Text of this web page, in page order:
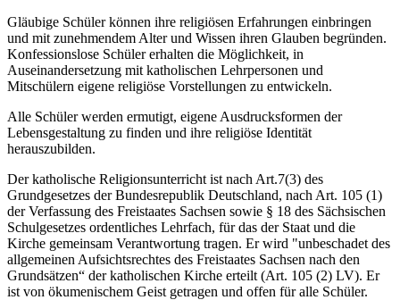
Gläubige Schüler können ihre religiösen Erfahrungen einbringen
und mit zunehmendem Alter und Wissen ihren Glauben begründen.
Konfessionslose Schüler erhalten die Möglichkeit, in
Auseinandersetzung mit katholischen Lehrpersonen und
Mitschülern eigene religiöse Vorstellungen zu entwickeln.
Alle Schüler werden ermutigt, eigene Ausdrucksformen der
Lebensgestaltung zu finden und ihre religiöse Identität
herauszubilden.
Der katholische Religionsunterricht ist nach Art.7(3) des
Grundgesetzes der Bundesrepublik Deutschland, nach Art. 105 (1)
der Verfassung des Freistaates Sachsen sowie § 18 des Sächsischen
Schulgesetzes ordentliches Lehrfach, für das der Staat und die
Kirche gemeinsam Verantwortung tragen. Er wird "unbeschadet des
allgemeinen Aufsichtsrechtes des Freistaates Sachsen nach den
Grundsätzen“ der katholischen Kirche erteilt (Art. 105 (2) LV). Er
ist von ökumenischem Geist getragen und offen für alle Schüler.